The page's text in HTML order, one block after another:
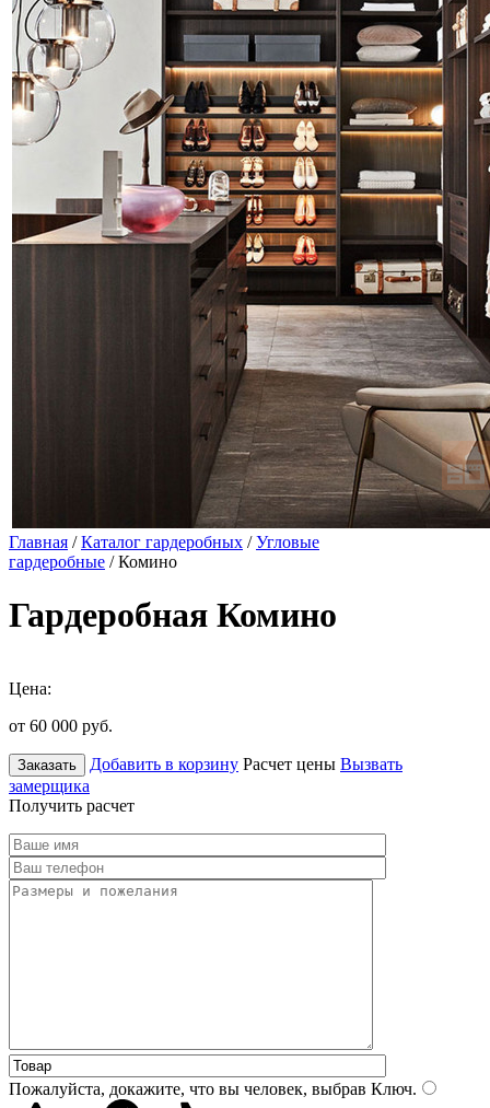
Главная /Каталог гардеробных /Угловые
гардеробные / Комино
Гардеробная Комино
Цена:
от 60 000 руб.
Заказать Добавить в корзину Расчет цены Вызвать
замерщика
Получить расчет
Пожалуйста, докажите, что вы человек, выбрав Ключ.